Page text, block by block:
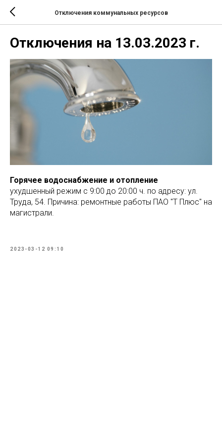
Отключения коммунальных ресурсов
Отключения на 13.03.2023 г.
Горячее водоснабжение и отопление
ухудшенный режим с 9:00 до 20:00 ч. по адресу: ул.
Труда, 54. Причина: ремонтные работы ПАО "Т Плюс" на
магистрали.
2023-03-12 09:10